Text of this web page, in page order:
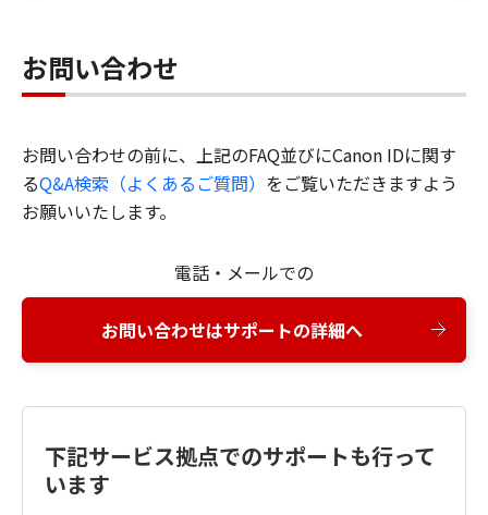
お問い合わせ
お問い合わせの前に、上記のFAQ並びにCanon IDに関す
るQ&A検索（よくあるご質問） をご覧いただきますよう
お願いいたします。
電話・メールでの
お問い合わせはサポートの詳細へ
下記サービス拠点でのサポートも行って
います